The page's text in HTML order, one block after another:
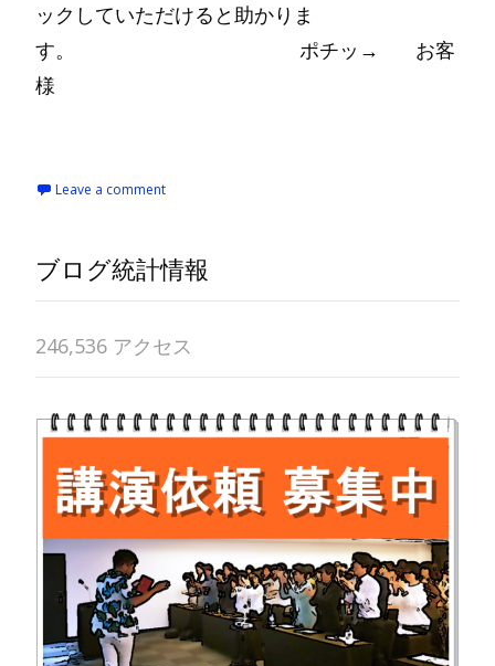
ックしていただけると助かりま
す。 ポチッ→ お客
様
Leave a comment
ブログ統計情報
246,536 アクセス